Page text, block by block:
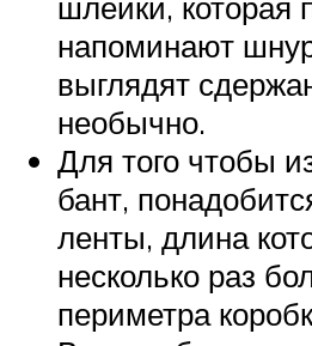
напоминают
выглядят
необычно.
Для того чтобы
бант,
ленты, длина
несколько раз
периметра